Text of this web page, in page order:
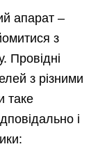
апарат –
з
Провідні
з різними
таке
і